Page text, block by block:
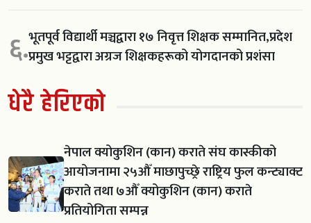
६.भूतपूर्व विद्यार्थी मञ्चद्वारा १७ निवृत्त शिक्षक सम्मानित,प्रदेश
प्रमुख भट्टद्वारा अग्रज शिक्षकहरूको योगदानको प्रशंसा
धेरै हेरिएको
नेपाल क्योकुशिन (कान) कराते संघ कास्कीको
आयोजनामा २५औँ माछापुच्छ्रे राष्ट्रिय फुल कन्ट्याक्ट
कराते तथा ७औँ क्योकुशिन (कान) कराते
प्रतियोगिता सम्पन्न